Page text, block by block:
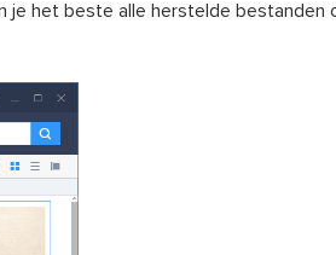
het beste alle herstelde bestanden